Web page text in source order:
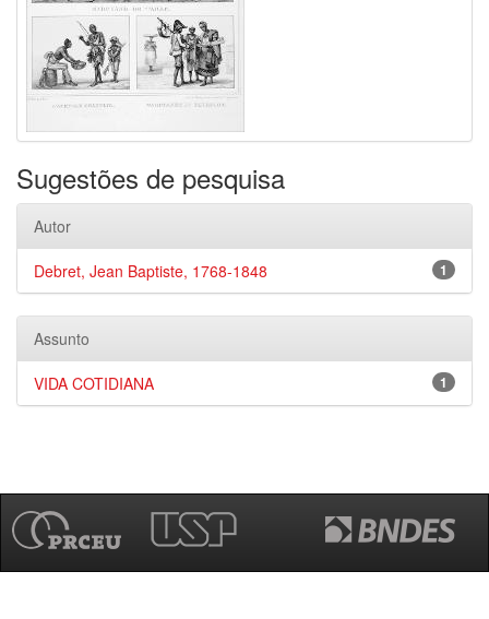
Sugestões de pesquisa
Autor
1
Debret, Jean Baptiste, 1768-1848
Assunto
1
VIDA COTIDIANA